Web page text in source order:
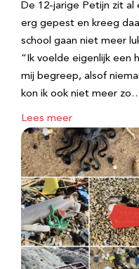
De 12-jarige Petijn zit al
erg gepest en kreeg
school gaan niet meer
“Ik voelde eigenlijk een
mij begreep, alsof
kon ik ook niet meer
Lees meer